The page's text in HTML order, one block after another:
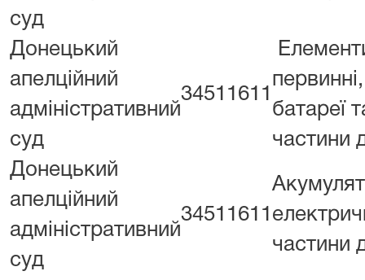
суд
Донецький
апелційний
адміністративний
суд
34511611
батареї
частини
Донецький
апелційний
адміністративний
суд
34511611
частини